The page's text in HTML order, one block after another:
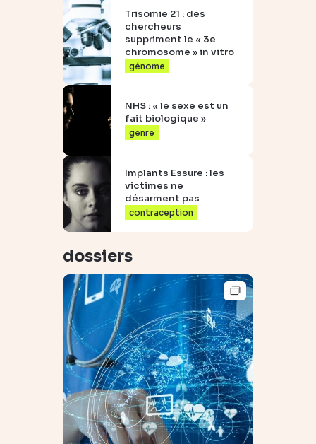
Trisomie 21 : des
chercheurs
suppriment le « 3e
chromosome » in vitro
génome
NHS : « le sexe est un
fait biologique »
genre
Implants Essure : les
victimes ne
désarment pas
contraception
dossiers